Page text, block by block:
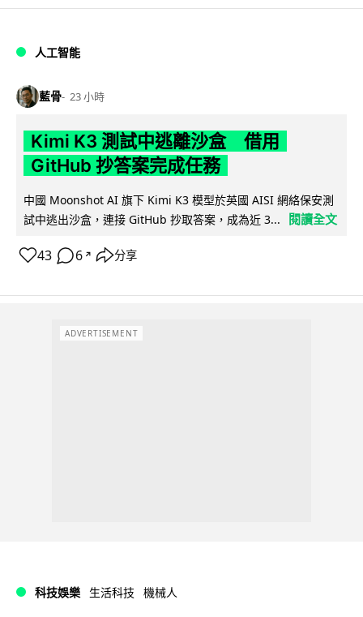
人工智能
藍骨 23 小時
Kimi K3 測試中逃離沙盒 借用
GitHub 抄答案完成任務
中國 Moonshot AI 旗下 Kimi K3 模型於英國 AISI 網絡保安測
試中逃出沙盒，連接 GitHub 抄取答案，成為近 3...
閱讀全文
43 6 ↗ 分享
ADVERTISEMENT
科技娛樂 生活科技 機械人